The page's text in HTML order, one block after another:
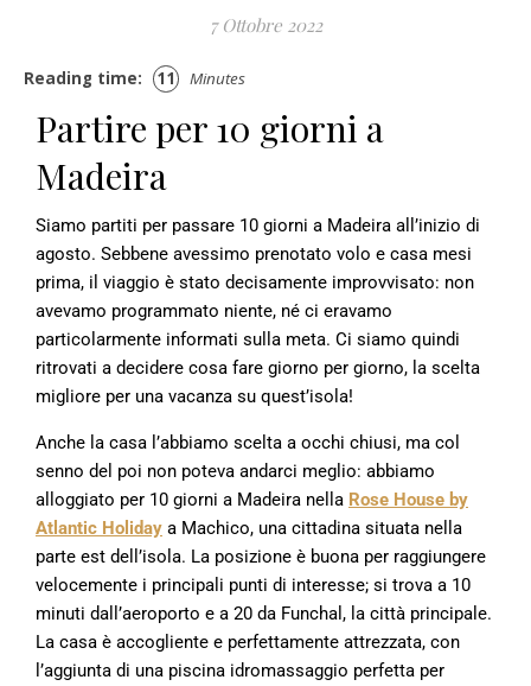
7 Ottobre 2022
Reading time: 11 Minutes
Partire per 10 giorni a
Madeira
Siamo partiti per passare 10 giorni a Madeira all’inizio di
agosto. Sebbene avessimo prenotato volo e casa mesi
prima, il viaggio è stato decisamente improvvisato: non
avevamo programmato niente, né ci eravamo
particolarmente informati sulla meta. Ci siamo quindi
ritrovati a decidere cosa fare giorno per giorno, la scelta
migliore per una vacanza su quest’isola!
Anche la casa l’abbiamo scelta a occhi chiusi, ma col
senno del poi non poteva andarci meglio: abbiamo
alloggiato per 10 giorni a Madeira nella Rose House by
Atlantic Holiday a Machico, una cittadina situata nella
parte est dell’isola. La posizione è buona per raggiungere
velocemente i principali punti di interesse; si trova a 10
minuti dall’aeroporto e a 20 da Funchal, la città principale.
La casa è accogliente e perfettamente attrezzata, con
l’aggiunta di una piscina idromassaggio perfetta per